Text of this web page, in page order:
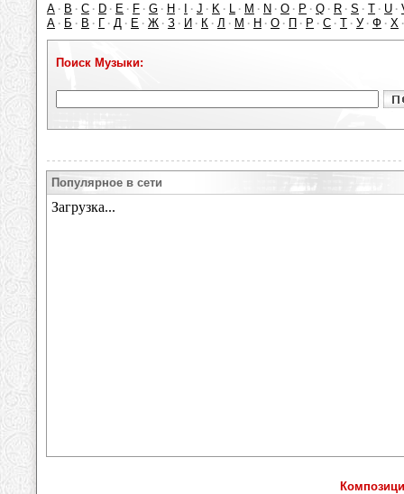
A · B · C · D · E · F · G · H · · J · K · L · M · N · O · P · Q · R · S · T · U ·
А · Б · В · Г · Д · Е · Ж · З · И · К · Л · М · Н · О · П · Р · С · Т · У · Ф · Х
Поиск Музыки:
Популярное в сети